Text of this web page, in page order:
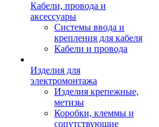
Кабели, провода и
аксессуары
Системы ввода и
крепления для кабеля
Кабели и провода
Изделия для
электромонтажа
Изделия крепежные,
метизы
Коробки, клеммы и
сопутствующие